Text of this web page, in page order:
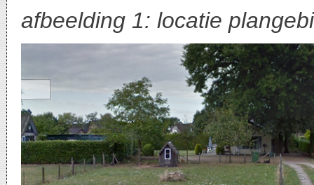
afbeelding 1: locatie